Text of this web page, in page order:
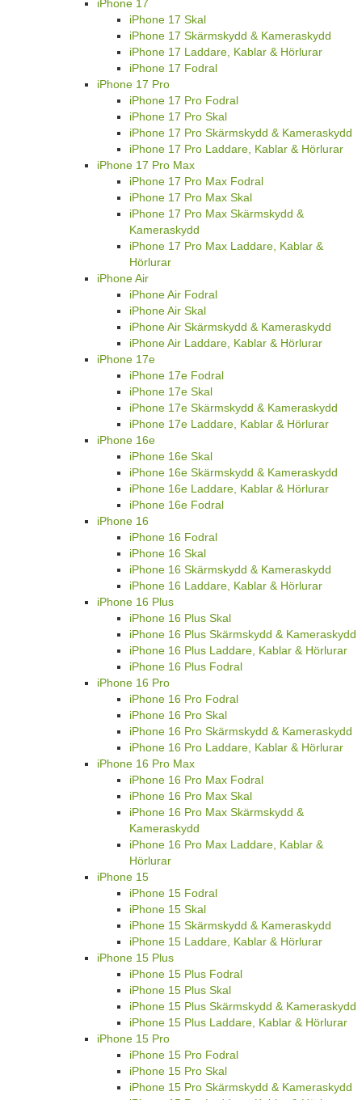
iPhone 17
iPhone 17 Skal
iPhone 17 Skärmskydd & Kameraskydd
iPhone 17 Laddare, Kablar & Hörlurar
iPhone 17 Fodral
iPhone 17 Pro
iPhone 17 Pro Fodral
iPhone 17 Pro Skal
iPhone 17 Pro Skärmskydd & Kameraskydd
iPhone 17 Pro Laddare, Kablar & Hörlurar
iPhone 17 Pro Max
iPhone 17 Pro Max Fodral
iPhone 17 Pro Max Skal
iPhone 17 Pro Max Skärmskydd &
Kameraskydd
iPhone 17 Pro Max Laddare, Kablar &
Hörlurar
iPhone Air
iPhone Air Fodral
iPhone Air Skal
iPhone Air Skärmskydd & Kameraskydd
iPhone Air Laddare, Kablar & Hörlurar
iPhone 17e
iPhone 17e Fodral
iPhone 17e Skal
iPhone 17e Skärmskydd & Kameraskydd
iPhone 17e Laddare, Kablar & Hörlurar
iPhone 16e
iPhone 16e Skal
iPhone 16e Skärmskydd & Kameraskydd
iPhone 16e Laddare, Kablar & Hörlurar
iPhone 16e Fodral
iPhone 16
iPhone 16 Fodral
iPhone 16 Skal
iPhone 16 Skärmskydd & Kameraskydd
iPhone 16 Laddare, Kablar & Hörlurar
iPhone 16 Plus
iPhone 16 Plus Skal
iPhone 16 Plus Skärmskydd & Kameraskydd
iPhone 16 Plus Laddare, Kablar & Hörlurar
iPhone 16 Plus Fodral
iPhone 16 Pro
iPhone 16 Pro Fodral
iPhone 16 Pro Skal
iPhone 16 Pro Skärmskydd & Kameraskydd
iPhone 16 Pro Laddare, Kablar & Hörlurar
iPhone 16 Pro Max
iPhone 16 Pro Max Fodral
iPhone 16 Pro Max Skal
iPhone 16 Pro Max Skärmskydd &
Kameraskydd
iPhone 16 Pro Max Laddare, Kablar &
Hörlurar
iPhone 15
iPhone 15 Fodral
iPhone 15 Skal
iPhone 15 Skärmskydd & Kameraskydd
iPhone 15 Laddare, Kablar & Hörlurar
iPhone 15 Plus
iPhone 15 Plus Fodral
iPhone 15 Plus Skal
iPhone 15 Plus Skärmskydd & Kameraskydd
iPhone 15 Plus Laddare, Kablar & Hörlurar
iPhone 15 Pro
iPhone 15 Pro Fodral
iPhone 15 Pro Skal
iPhone 15 Pro Skärmskydd & Kameraskydd